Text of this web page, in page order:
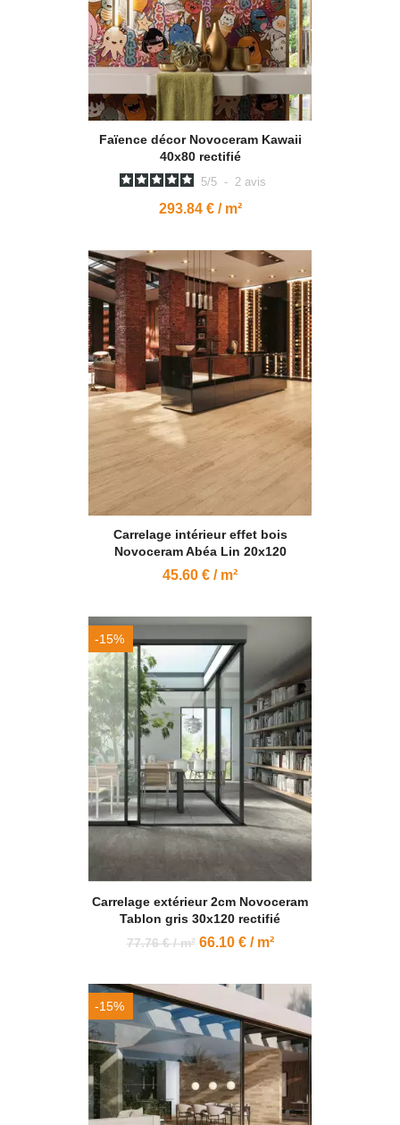
Faïence décor Novoceram Kawaii
40x80 rectifié
5/5 - 2 avis
293.84 € / m²
Carrelage intérieur effet bois
Novoceram Abéa Lin 20x120
45.60 € / m²
Carrelage extérieur 2cm Novoceram
Tablon gris 30x120 rectifié
77.76 € / m² 66.10 € / m²
-15%
-15%